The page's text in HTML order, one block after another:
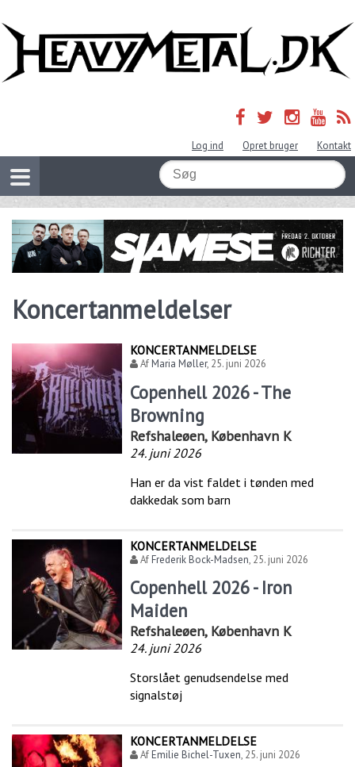
Log ind Opret bruger Kontakt
Koncertanmeldelser
KONCERTANMELDELSE
AfMaria Møller, 25. juni 2026
Copenhell 2026 - The
Browning
Refshaleøen, København K
24. juni 2026
Han er da vist faldet i tønden med
dakkedak som barn
KONCERTANMELDELSE
AfFrederik Bock-Madsen, 25. juni 2026
Copenhell 2026 - Iron
Maiden
Refshaleøen, København K
24. juni 2026
Storslået genudsendelse med
signalstøj
KONCERTANMELDELSE
AfEmilie Bichel-Tuxen, 25. juni 2026